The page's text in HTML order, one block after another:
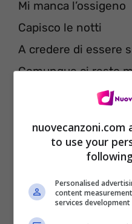
Mi manca l’ossigeno
Capisco le notti
A credere di essere
Comunque ci resto
Se mi guardi, ma
[Pre-Ritornello 1]
Marò, marò, ma no,
E brucerà la tua città
Quando vedrà
to use your
Personalised
content
services development